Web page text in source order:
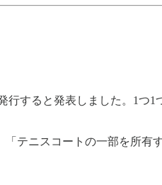
すると発表しました。1つ
テニスコートの一部を所有